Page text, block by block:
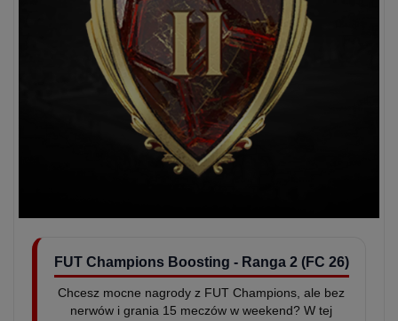
FUT Champions Boosting - Ranga 2 (FC 26)
Chcesz mocne nagrody z FUT Champions, ale bez
nerwów i grania 15 meczów w weekend? W tej